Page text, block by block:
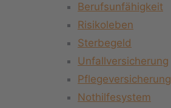
Berufsunfähigkeit
Risikoleben
Sterbegeld
Unfallversicherung
Pflegeversicherung
Nothilfesystem